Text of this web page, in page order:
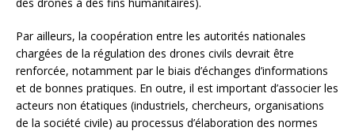
Par ailleurs, la coopération entre les autorités nationales
chargées de la régulation des drones civils devrait être
renforcée, notamment par le biais d’échanges d’informations
et de bonnes pratiques. En outre, il est important d’associer les
acteurs non étatiques (industriels, chercheurs, organisations
de la société civile) au processus d’élaboration des normes